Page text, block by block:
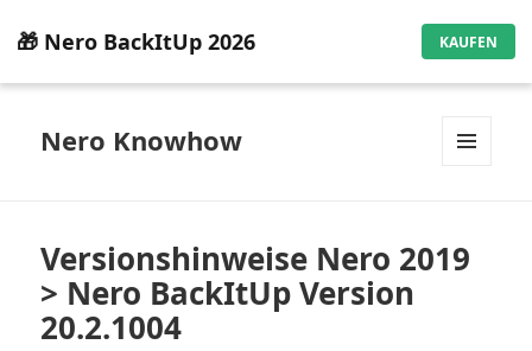
🎁 Nero BackItUp 2026 KAUFEN
Nero Knowhow
Versionshinweise Nero 2019
> Nero BackItUp Version
20.2.1004